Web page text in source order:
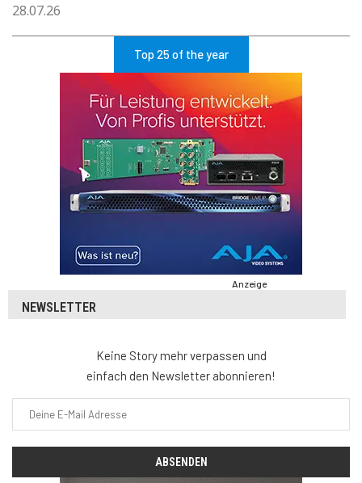
28.07.26
Top 25 of the year
Anzeige
NEWSLETTER
Keine Story mehr verpassen und
einfach den Newsletter abonnieren!